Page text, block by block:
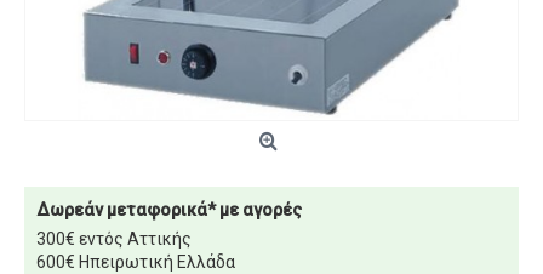
Δωρεάν μεταφορικά* με αγορές
300€ εντός Αττικής
600€ Ηπειρωτική Ελλάδα